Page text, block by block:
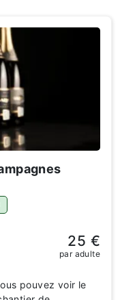
pouvez voir le
25 €
par adulte